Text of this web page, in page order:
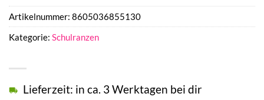
Lieferzeit: in ca. 3 Werktagen bei dir
Artikelnummer: 8605036855130
Kategorie: Schulranzen